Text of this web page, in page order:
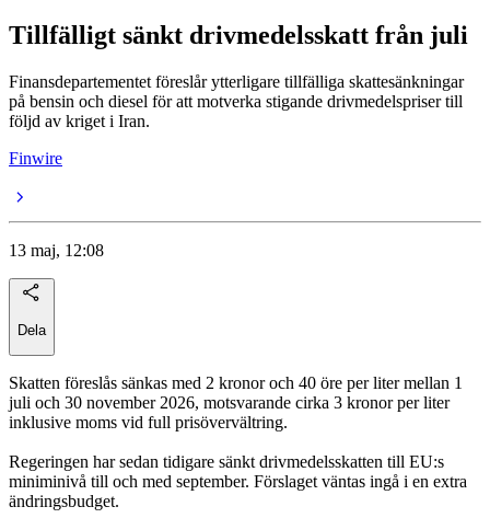
Tillfälligt sänkt drivmedelsskatt från juli
Finansdepartementet föreslår ytterligare tillfälliga skattesänkningar
på bensin och diesel för att motverka stigande drivmedelspriser till
följd av kriget i Iran.
Finwire
13 maj, 12:08
Dela
Skatten föreslås sänkas med 2 kronor och 40 öre per liter mellan 1
juli och 30 november 2026, motsvarande cirka 3 kronor per liter
inklusive moms vid full prisövervältring.
Regeringen har sedan tidigare sänkt drivmedelsskatten till EU:s
miniminivå till och med september. Förslaget väntas ingå i en extra
ändringsbudget.